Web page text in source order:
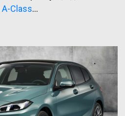
Class…